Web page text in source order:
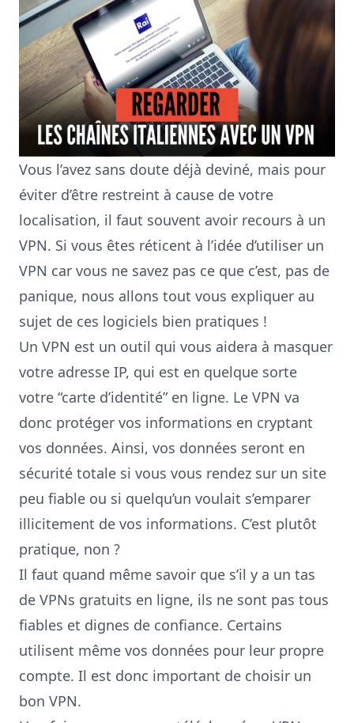
Vous l’avez sans doute déjà deviné, mais pour
éviter d’être restreint à cause de votre
localisation, il faut souvent avoir recours à un
VPN. Si vous êtes réticent à l’idée d’utiliser un
VPN car vous ne savez pas ce que c’est, pas de
panique, nous allons tout vous expliquer au
sujet de ces logiciels bien pratiques !
Un VPN est un outil qui vous aidera à masquer
votre adresse IP, qui est en quelque sorte
votre “carte d’identité” en ligne. Le VPN va
donc protéger vos informations en cryptant
vos données. Ainsi, vos données seront en
sécurité totale si vous vous rendez sur un site
peu fiable ou si quelqu’un voulait s’emparer
illicitement de vos informations. C’est plutôt
pratique, non ?
Il faut quand même savoir que s’il y a un tas
de VPNs gratuits en ligne, ils ne sont pas tous
fiables et dignes de confiance. Certains
utilisent même vos données pour leur propre
compte. Il est donc important de choisir un
bon VPN.